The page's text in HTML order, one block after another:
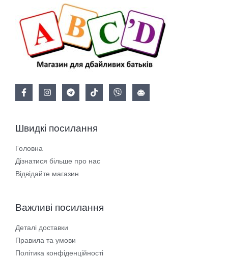
Швидкі посилання
Головна
Дізнатися більше про нас
Відвідайте магазин
Важливі посилання
Деталі доставки
Правила та умови
Політика конфіденційності